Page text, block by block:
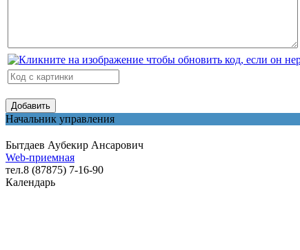
Начальник управления
Бытдаев Аубекир Ансарович
Web-приемная
тел.8 (87875) 7-16-90
Календарь